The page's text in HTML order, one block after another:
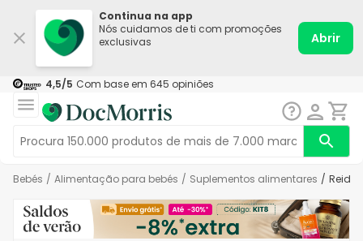
Continua na app
Nós cuidamos de ti com promoções
exclusivas
Abrir
4,5/5 Com base em 645 opiniões
Bebés / Alimentação para bebés / Suplementos alimentares /